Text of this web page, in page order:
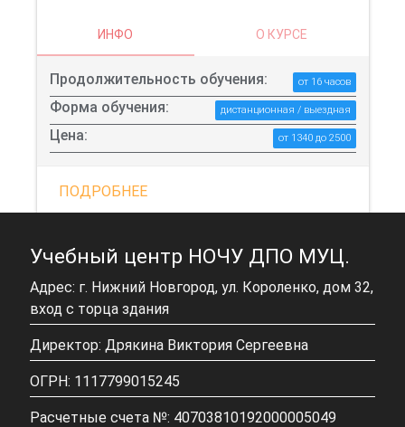
ИНФО О КУРСЕ
Продолжительность обучения: от 16 часов
Форма обучения: дистанционная / выездная
Цена: от 1340 до 2500
ПОДРОБНЕЕ
Учебный центр НОЧУ ДПО МУЦ.
Адрес: г. Нижний Новгород, ул. Короленко, дом 32,
вход с торца здания
Директор: Дрякина Виктория Сергеевна
ОГРН: 1117799015245
Расчетные счета №: 40703810192000005049